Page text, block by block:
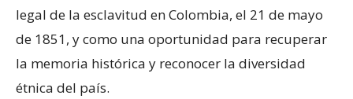
legal de la esclavitud en Colombia, el 21 de mayo
de 1851, y como una oportunidad para recuperar
la memoria histórica y reconocer la diversidad
étnica del país.